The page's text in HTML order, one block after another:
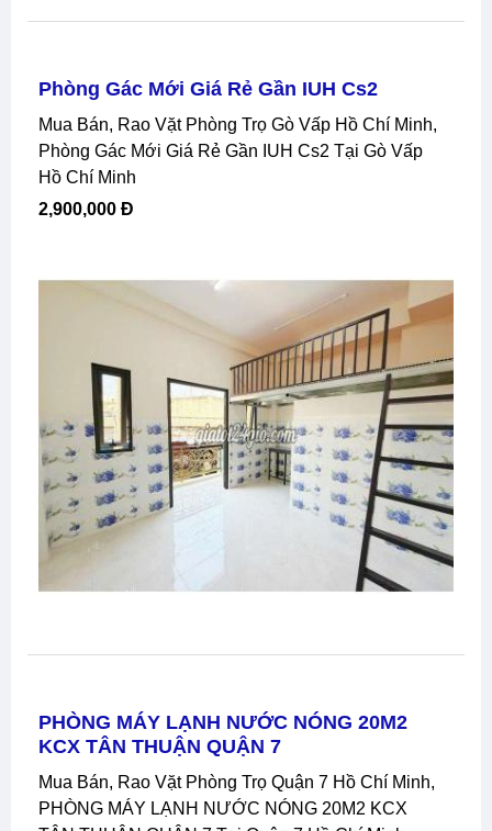
Phòng Gác Mới Giá Rẻ Gần IUH Cs2
Mua Bán, Rao Vặt Phòng Trọ Gò Vấp Hồ Chí Minh,
Phòng Gác Mới Giá Rẻ Gần IUH Cs2 Tại Gò Vấp
Hồ Chí Minh
2,900,000 Đ
PHÒNG MÁY LẠNH NƯỚC NÓNG 20M2
KCX TÂN THUẬN QUẬN 7
Mua Bán, Rao Vặt Phòng Trọ Quận 7 Hồ Chí Minh,
PHÒNG MÁY LẠNH NƯỚC NÓNG 20M2 KCX